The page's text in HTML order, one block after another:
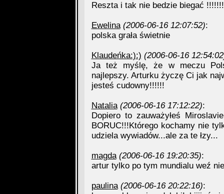
Reszta i tak nie bedzie biegać !!!!!!!
Ewelina (2006-06-16 12:07:52):
polska grała świetnie
Klaudeńka:):) (2006-06-16
Ja też myślę, że w meczu
najlepszy. Arturku życzę Ci jak
jesteś cudowny!!!!!!
Natalia (2006-06-16 17:12:22):
Dopiero to zauważyłeś
BORUC!!!Którego kochamy nie
udziela wywiadów...ale za te łzy...
magda (2006-06-16 19:20:35):
artur tylko po tym mundialu weź
paulina (2006-06-16 20:22:16):